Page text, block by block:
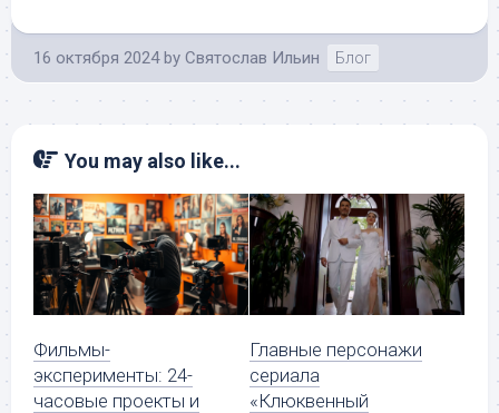
16 октября 2024 by Святослав Ильин Блог
You may also like...
Фильмы-
эксперименты: 24-
часовые проекты и
Главные персонажи
сериала
«Клюквенный